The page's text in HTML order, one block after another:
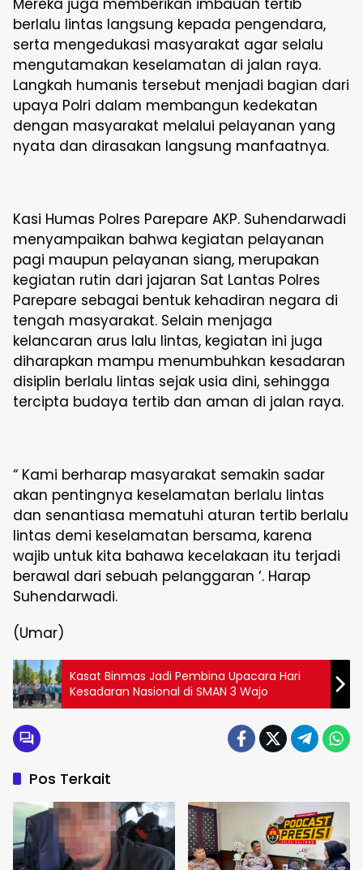
Mereka juga memberikan imbauan tertib
berlalu lintas langsung kepada pengendara,
serta mengedukasi masyarakat agar selalu
mengutamakan keselamatan di jalan raya.
Langkah humanis tersebut menjadi bagian dari
upaya Polri dalam membangun kedekatan
dengan masyarakat melalui pelayanan yang
nyata dan dirasakan langsung manfaatnya.
Kasi Humas Polres Parepare AKP. Suhendarwadi
menyampaikan bahwa kegiatan pelayanan
pagi maupun pelayanan siang, merupakan
kegiatan rutin dari jajaran Sat Lantas Polres
Parepare sebagai bentuk kehadiran negara di
tengah masyarakat. Selain menjaga
kelancaran arus lalu lintas, kegiatan ini juga
diharapkan mampu menumbuhkan kesadaran
disiplin berlalu lintas sejak usia dini, sehingga
tercipta budaya tertib dan aman di jalan raya.
“ Kami berharap masyarakat semakin sadar
akan pentingnya keselamatan berlalu lintas
dan senantiasa mematuhi aturan tertib berlalu
lintas demi keselamatan bersama, karena
wajib untuk kita bahawa kecelakaan itu terjadi
berawal dari sebuah pelanggaran ‘. Harap
Suhendarwadi.
(Umar)
Kasat Binmas Jadi Pembina Upacara Hari
Kesadaran Nasional di SMAN 3 Wajo
Pos Terkait